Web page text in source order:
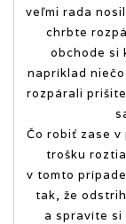
veľmi rada
chrbte
obchode si
napríklad
rozpárali
Čo robiť zase
trošku
v tomto
tak, že
a spravíte si